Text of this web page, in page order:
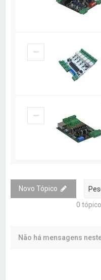
Novo Tópico
0
Não há mensagens